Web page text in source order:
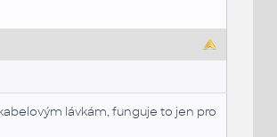
lávkám, funguje to jen pro